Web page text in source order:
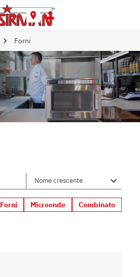
Forni
Forni Microonde Combinato